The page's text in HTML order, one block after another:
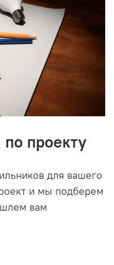
проекту
для вашего
и мы подберем
вам